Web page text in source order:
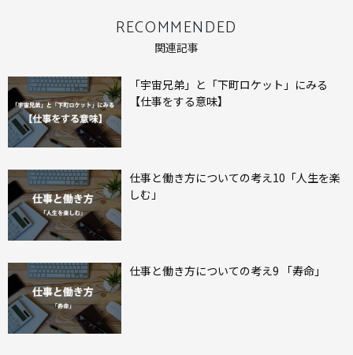
RECOMMENDED
関連記事
「宇宙兄弟」と「下町ロケット」にみる
【仕事をする意味】
仕事と働き方についての考え10「人生を楽
しむ」
仕事と働き方についての考え9 「寿命」